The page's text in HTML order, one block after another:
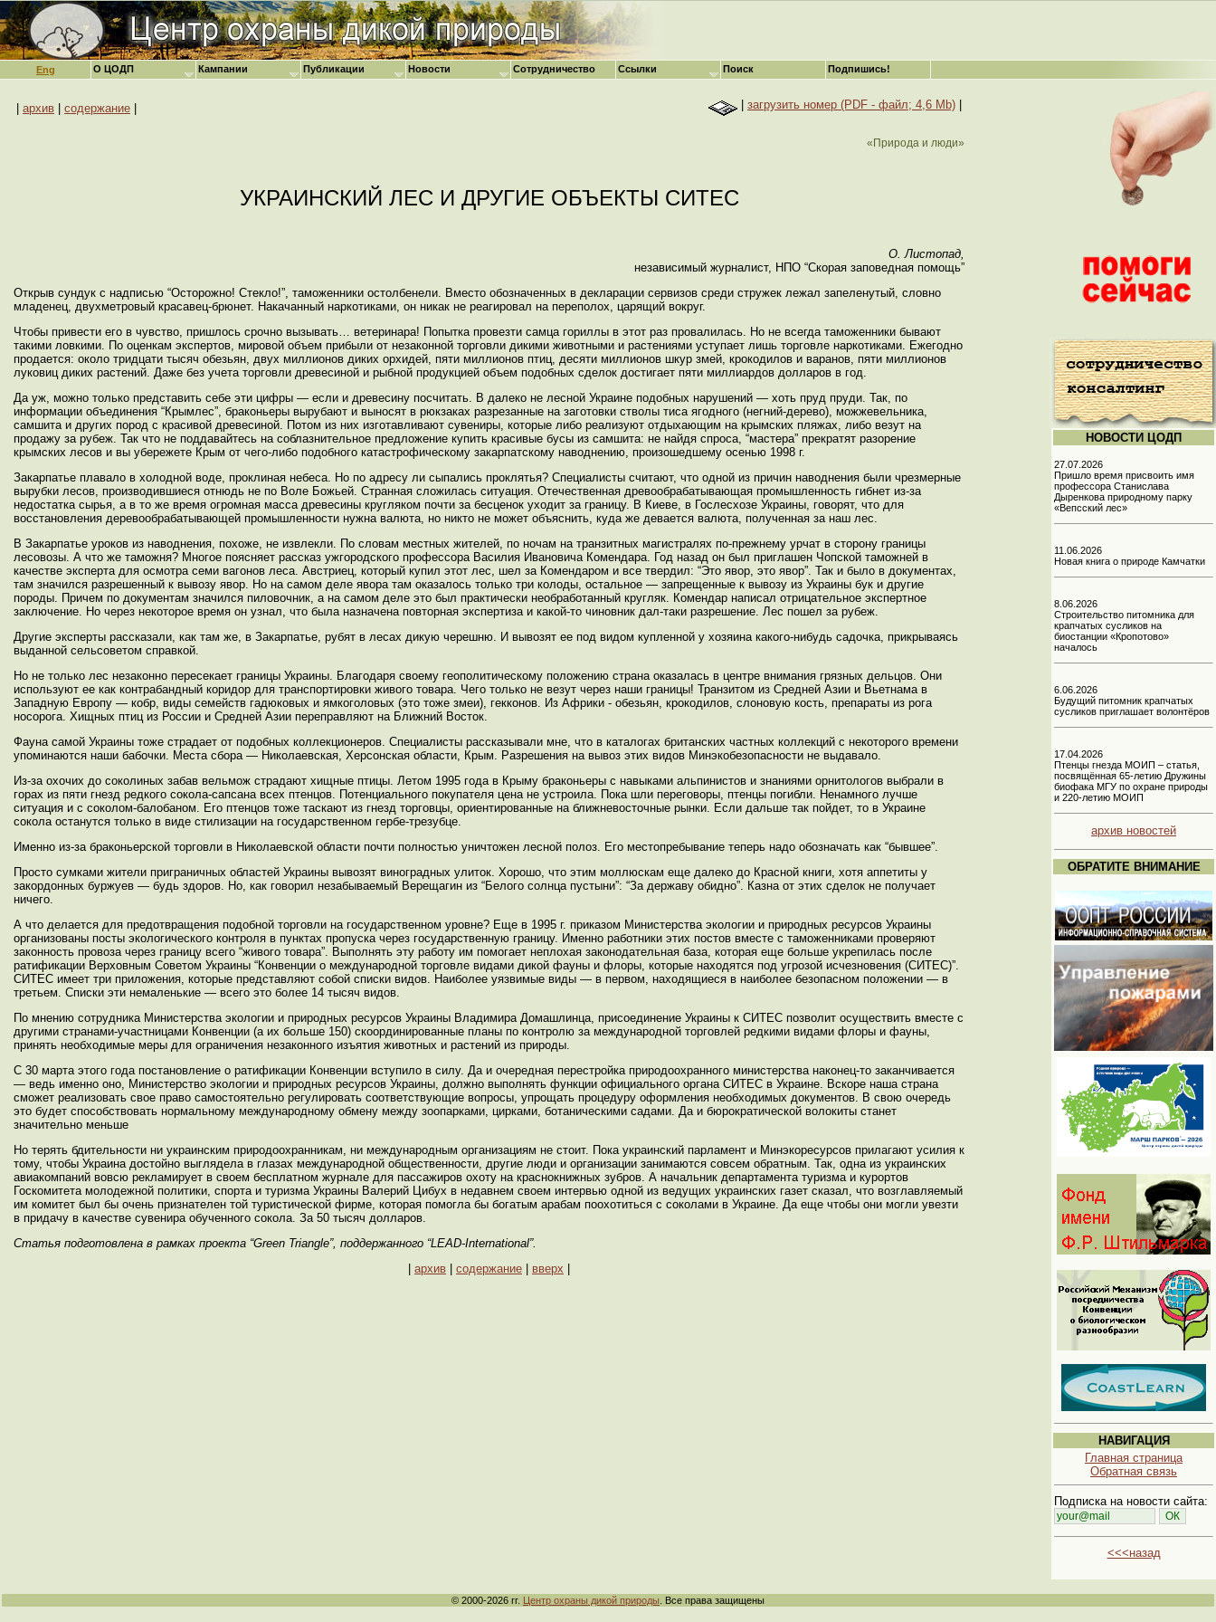
Eng
архив содержание загрузить номер (PDF - файл; 4,6 Mb)
«Природа и люди»
УКРАИНСКИЙ ЛЕС И ДРУГИЕ ОБЪЕКТЫ СИТЕС
О. Листопад,
независимый журналист, НПО “Скорая заповедная помощь”
Открыв сундук с надписью “Осторожно! Стекло!”, таможенники остолбенели. Вместо обозначенных в декларации сервизов среди стружек лежал запеленутый, словно
младенец, двухметровый красавец-брюнет. Накачанный наркотиками, он никак не реагировал на переполох, царящий вокруг.
Чтобы привести его в чувство, пришлось срочно вызывать… ветеринара! Попытка провезти самца гориллы в этот раз провалилась. Но не всегда таможенники бывают
такими ловкими. По оценкам экспертов, мировой объем прибыли от незаконной торговли дикими животными и растениями уступает лишь торговле наркотиками. Ежегодно
продается: около тридцати тысяч обезьян, двух миллионов диких орхидей, пяти миллионов птиц, десяти миллионов шкур змей, крокодилов и варанов, пяти миллионов
луковиц диких растений. Даже без учета торговли древесиной и рыбной продукцией объем подобных сделок достигает пяти миллиардов долларов в год.
Да уж, можно только представить себе эти цифры — если и древесину посчитать. В далеко не лесной Украине подобных нарушений — хоть пруд пруди. Так, по
информации объединения “Крымлес”, браконьеры вырубают и выносят в рюкзаках разрезанные на заготовки стволы тиса ягодного (негний-дерево), можжевельника,
самшита и других пород с красивой древесиной. Потом из них изготавливают сувениры, которые либо реализуют отдыхающим на крымских пляжах, либо везут на
продажу за рубеж. Так что не поддавайтесь на соблазнительное предложение купить красивые бусы из самшита: не найдя спроса, “мастера” прекратят разорение
крымских лесов и вы убережете Крым от чего-либо подобного катастрофическому закарпатскому наводнению, произошедшему осенью 1998 г.
Закарпатье плавало в холодной воде, проклиная небеса. Но по адресу ли сыпались проклятья? Специалисты считают, что одной из причин наводнения были чрезмерные
вырубки лесов, производившиеся отнюдь не по Воле Божьей. Странная сложилась ситуация. Отечественная древообрабатывающая промышленность гибнет из-за
недостатка сырья, а в то же время огромная масса древесины кругляком почти за бесценок уходит за границу. В Киеве, в Гослесхозе Украины, говорят, что для
восстановления деревообрабатывающей промышленности нужна валюта, но никто не может объяснить, куда же девается валюта, полученная за наш лес.
В Закарпатье уроков из наводнения, похоже, не извлекли. По словам местных жителей, по ночам на транзитных магистралях по-прежнему урчат в сторону границы
лесовозы. А что же таможня? Многое поясняет рассказ ужгородского профессора Василия Ивановича Комендара. Год назад он был приглашен Чопской таможней в
качестве эксперта для осмотра семи вагонов леса. Австриец, который купил этот лес, шел за Комендаром и все твердил: “Это явор, это явор”. Так и было в документах,
там значился разрешенный к вывозу явор. Но на самом деле явора там оказалось только три колоды, остальное — запрещенные к вывозу из Украины бук и другие
породы. Причем по документам значился пиловочник, а на самом деле это был практически необработанный кругляк. Комендар написал отрицательное экспертное
заключение. Но через некоторое время он узнал, что была назначена повторная экспертиза и какой-то чиновник дал-таки разрешение. Лес пошел за рубеж.
Другие эксперты рассказали, как там же, в Закарпатье, рубят в лесах дикую черешню. И вывозят ее под видом купленной у хозяина какого-нибудь садочка, прикрываясь
выданной сельсоветом справкой.
Но не только лес незаконно пересекает границы Украины. Благодаря своему геополитическому положению страна оказалась в центре внимания грязных дельцов. Они
используют ее как контрабандный коридор для транспортировки живого товара. Чего только не везут через наши границы! Транзитом из Средней Азии и Вьетнама в
Западную Европу — кобр, виды семейств гадюковых и ямкоголовых (это тоже змеи), гекконов. Из Африки - обезьян, крокодилов, слоновую кость, препараты из рога
носорога. Хищных птиц из России и Средней Азии переправляют на Ближний Восток.
Фауна самой Украины тоже страдает от подобных коллекционеров. Специалисты рассказывали мне, что в каталогах британских частных коллекций с некоторого времени
упоминаются наши бабочки. Места сбора — Николаевская, Херсонская области, Крым. Разрешения на вывоз этих видов Минэкобезопасности не выдавало.
Из-за охочих до соколиных забав вельмож страдают хищные птицы. Летом 1995 года в Крыму браконьеры с навыками альпинистов и знаниями орнитологов выбрали в
горах из пяти гнезд редкого сокола-сапсана всех птенцов. Потенциального покупателя цена не устроила. Пока шли переговоры, птенцы погибли. Ненамного лучше
ситуация и с соколом-балобаном. Его птенцов тоже таскают из гнезд торговцы, ориентированные на ближневосточные рынки. Если дальше так пойдет, то в Украине
сокола останутся только в виде стилизации на государственном гербе-трезубце.
Именно из-за браконьерской торговли в Николаевской области почти полностью уничтожен лесной полоз. Его местопребывание теперь надо обозначать как “бывшее”.
Просто сумками жители приграничных областей Украины вывозят виноградных улиток. Хорошо, что этим моллюскам еще далеко до Красной книги, хотя аппетиты у
закордонных буржуев — будь здоров. Но, как говорил незабываемый Верещагин из “Белого солнца пустыни”: “За державу обидно”. Казна от этих сделок не получает
ничего.
А что делается для предотвращения подобной торговли на государственном уровне? Еще в 1995 г. приказом Министерства экологии и природных ресурсов Украины
организованы посты экологического контроля в пунктах пропуска через государственную границу. Именно работники этих постов вместе с таможенниками проверяют
законность провоза через границу всего “живого товара”. Выполнять эту работу им помогает неплохая законодательная база, которая еще больше укрепилась после
ратификации Верховным Советом Украины “Конвенции о международной торговле видами дикой фауны и флоры, которые находятся под угрозой исчезновения (СИТЕС)”.
СИТЕС имеет три приложения, которые представляют собой списки видов. Наиболее уязвимые виды — в первом, находящиеся в наиболее безопасном положении — в
третьем. Списки эти немаленькие — всего это более 14 тысяч видов.
По мнению сотрудника Министерства экологии и природных ресурсов Украины Владимира Домашлинца, присоединение Украины к СИТЕС позволит осуществить вместе с
другими странами-участницами Конвенции (а их больше 150) скоординированные планы по контролю за международной торговлей редкими видами флоры и фауны,
принять необходимые меры для ограничения незаконного изъятия животных и растений из природы.
С 30 марта этого года постановление о ратификации Конвенции вступило в силу. Да и очередная перестройка природоохранного министерства наконец-то заканчивается
— ведь именно оно, Министерство экологии и природных ресурсов Украины, должно выполнять функции официального органа СИТЕС в Украине. Вскоре наша страна
сможет реализовать свое право самостоятельно регулировать соответствующие вопросы, упрощать процедуру оформления необходимых документов. В свою очередь
это будет способствовать нормальному международному обмену между зоопарками, цирками, ботаническими садами. Да и бюрократической волокиты станет
значительно меньше
Но терять бдительности ни украинским природоохранникам, ни международным организациям не стоит. Пока украинский парламент и Минэкоресурсов прилагают усилия к
тому, чтобы Украина достойно выглядела в глазах международной общественности, другие люди и организации занимаются совсем обратным. Так, одна из украинских
авиакомпаний вовсю рекламирует в своем бесплатном журнале для пассажиров охоту на краснокнижных зубров. А начальник департамента туризма и курортов
Госкомитета молодежной политики, спорта и туризма Украины Валерий Цибух в недавнем своем интервью одной из ведущих украинских газет сказал, что возглавляемый
им комитет был бы очень признателен той туристической фирме, которая помогла бы богатым арабам поохотиться с соколами в Украине. Да еще чтобы они могли увезти
в придачу в качестве сувенира обученного сокола. За 50 тысяч долларов.
Статья подготовлена в рамках проекта “Green Triangle”, поддержанного “LEAD-International”.
архив содержание вверх
НОВОСТИ ЦОДП
27.07.2026
Пришло время присвоить имя
профессора Станислава
Дыренкова природному парку
«Вепсский лес»
11.06.2026
Новая книга о природе Камчатки
8.06.2026
Строительство питомника для
крапчатых сусликов на
биостанции «Кропотово»
началось
6.06.2026
Будущий питомник крапчатых
сусликов приглашает волонтёров
17.04.2026
Птенцы гнезда МОИП – статья,
посвящённая 65-летию Дружины
биофака МГУ по охране природы
и 220-летию МОИП
архив новостей
ОБРАТИТЕ ВНИМАНИЕ
НАВИГАЦИЯ
Главная страница
Обратная связь
Подписка на новости сайта:
<<<назад
© 2000-2026 гг. Центр охраны дикой природы . Все права защищены
О ЦОДП Кампании Публикации Новости Сотрудничество Ссылки Поиск Подпишись!